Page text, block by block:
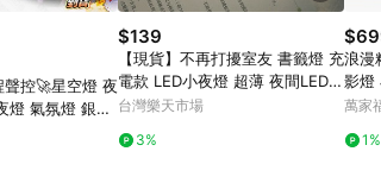
控🚀星空燈 夜
燈 氣氛燈 銀河
禮物 車載星
$139
【現貨】不再打擾室友 書籤燈 充
電款 LED小夜燈 超薄 夜間LED
便攜式 便籤燈 夾書燈 讀書燈 交
台灣樂天市場
3%
浪漫
影燈
禮物
萬家
1%